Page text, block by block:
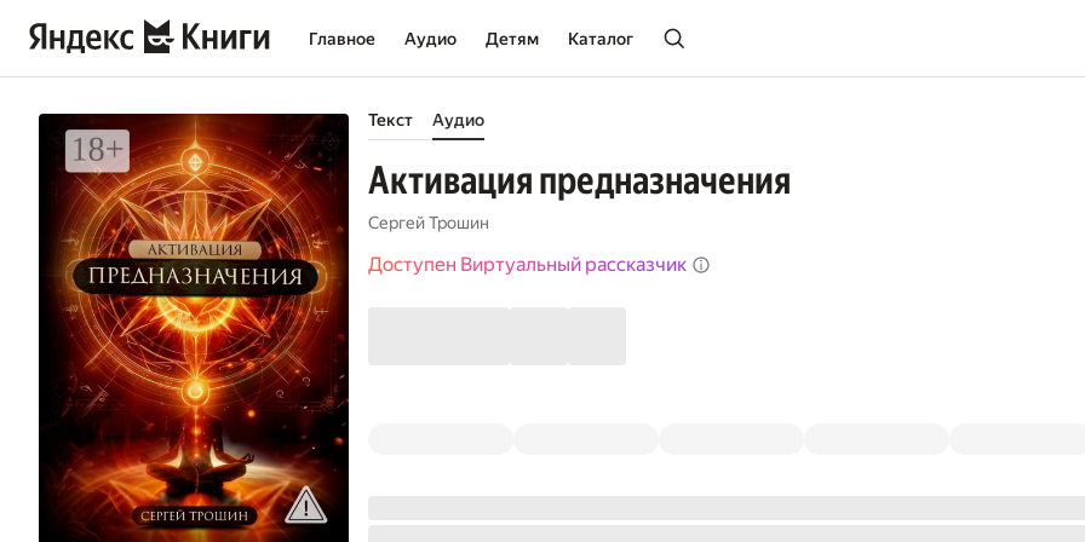
Главное Аудио Детям Каталог
Текст Аудио
Активация предназначения
Сергей Трошин
Доступен Виртуальный рассказчик